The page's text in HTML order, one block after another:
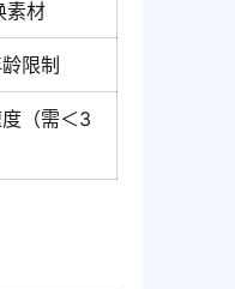
素材
限制
（需＜3